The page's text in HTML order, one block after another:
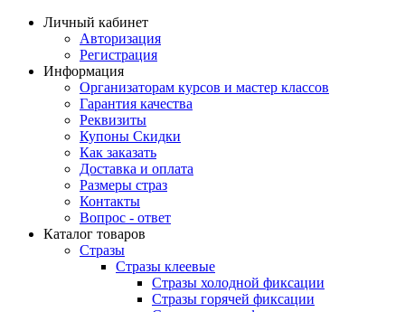
Личный кабинет
Авторизация
Регистрация
Информация
Организаторам курсов и мастер классов
Гарантия качества
Реквизиты
Купоны Скидки
Как заказать
Доставка и оплата
Размеры страз
Контакты
Вопрос - ответ
Каталог товаров
Стразы
Стразы клеевые
Стразы холодной фиксации
Стразы горячей фиксации